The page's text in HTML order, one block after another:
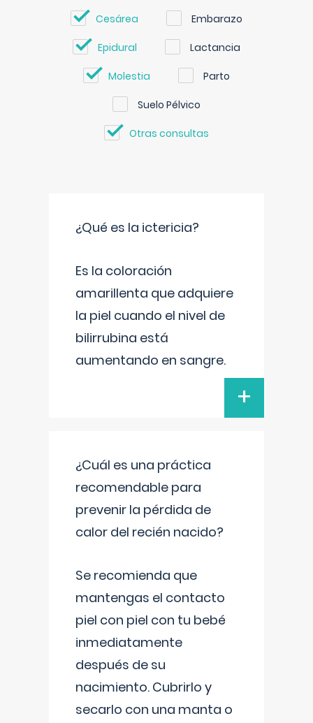
Cesárea Embarazo
Epidural Lactancia
Molestia Parto
Suelo Pélvico
Otras consultas
¿Qué es la ictericia?
Es la coloración
amarillenta que adquiere
la piel cuando el nivel de
bilirrubina está
aumentando en sangre.
+
¿Cuál es una práctica
recomendable para
prevenir la pérdida de
calor del recién nacido?
Se recomienda que
mantengas el contacto
piel con piel con tu bebé
inmediatamente
después de su
nacimiento. Cubrirlo y
secarlo con una manta o